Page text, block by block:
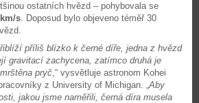
ostatních hvězd – pohybovala se
s. Doposud bylo objeveno téměř 30
příliš blízko k černé díře, jedna z hvězd
gravitací zachycena, zatímco druhá je
pryč,“ vysvětluje astronom Kohei
z University of Michigan. „Aby
jakou jsme naměřili, černá díra musela